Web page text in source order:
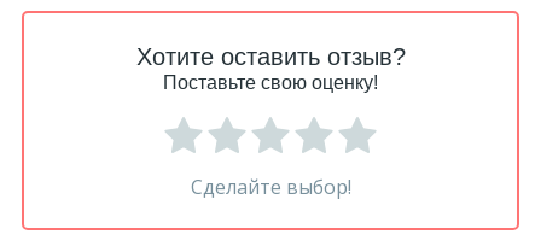
Хотите оставить отзыв?
Поставьте свою оценку!
Сделайте выбор!